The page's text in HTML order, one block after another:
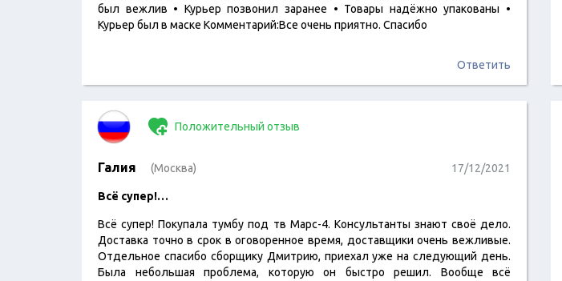
был вежлив • Курьер позвонил заранее • Товары надёжно упакованы •
Курьер был в маске Комментарий:Все очень приятно. Спасибо
Ответить
Положительный отзыв
Галия (Москва) 17/12/2021
Всё супер!…
Всё супер! Покупала тумбу под тв Марс-4. Консультанты знают своё дело.
Доставка точно в срок в оговоренное время, доставщики очень вежливые.
Отдельное спасибо сборщику Дмитрию, приехал уже на следующий день.
Была небольшая проблема, которую он быстро решил. Вообще всё